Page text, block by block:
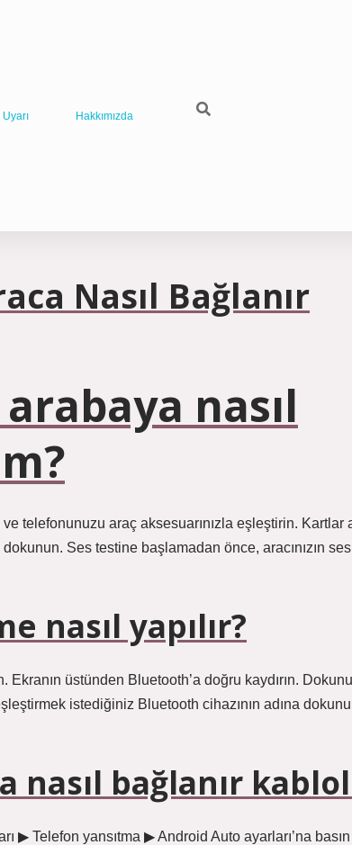
Hakkımızda
Nasıl Bağlanır
nasıl
telefonunuzu araç aksesuarınızla eşleştirin. Kartlar
Ses testine başlamadan önce, aracınızın
nasıl yapılır?
Ekranın üstünden Bluetooth’a doğru kaydırın.
istediğiniz Bluetooth cihazının adına
nasıl bağlanır
▶ Telefon yansıtma ▶ Android Auto ayarları’na